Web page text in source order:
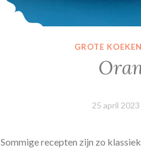
GROTE KOEKEN
25 april 2023
Sommige recepten zijn zo